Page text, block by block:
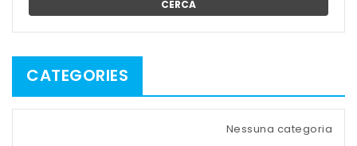
CERCA
CATEGORIES
Nessuna categoria